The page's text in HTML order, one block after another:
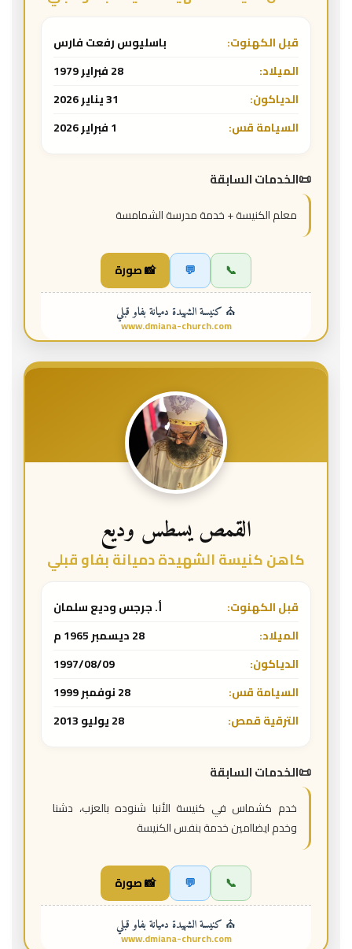
قبل الكهنوت:
باسليوس رفعت فارس
الميلاد:
28 فبراير 1979
الدياكون:
31 يناير 2026
السيامة قس:
1 فبراير 2026
الخدمات السابقة
معلم الكنيسة + خدمة مدرسة الشمامسة
📞
💬 📸 صورة
⛪ كنيسة الشهيدة دميانة بفاو قبلي
www.dmiana-church.com
القمص يسطس وديع
كاهن كنيسة الشهيدة دميانة بفاو قبلي
قبل الكهنوت:
أ. جرجس وديع سلمان
الميلاد:
28 ديسمبر 1965 م
الدياكون:
1997/08/09
السيامة قس:
28 نوفمبر 1999
الترقية قمص:
28 يوليو 2013
الخدمات السابقة
خدم كشماس في كنيسة الأنبا شنوده بالعزب، دشنا
وخدم ايضاامين خدمة بنفس الكنيسة
📞
💬 📸 صورة
⛪ كنيسة الشهيدة دميانة بفاو قبلي
www.dmiana-church.com